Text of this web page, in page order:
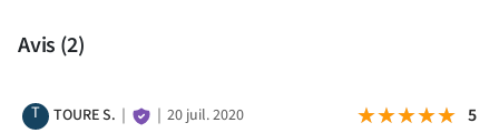
Avis (2)
T TOURE S. ｜ ｜ 20 juil. 2020 ★★★★★
★★★★★ 5